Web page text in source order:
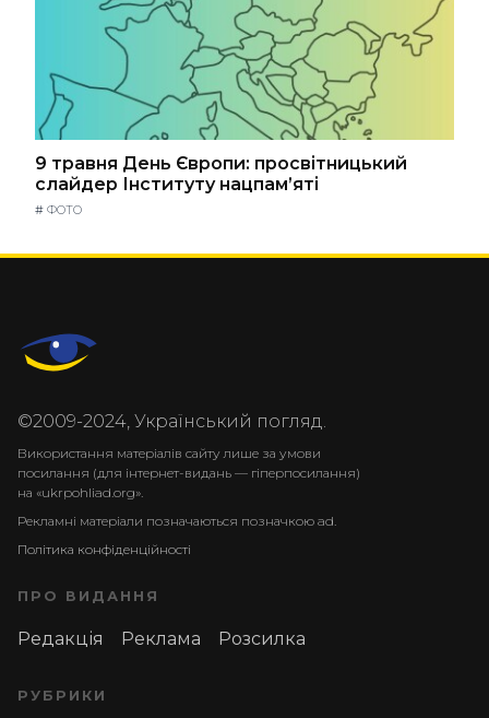
9 травня День Європи: просвітницький
слайдер Інституту нацпам’яті
# ФОТО
©2009-2024, Український погляд.
Використання матеріалів сайту лише за умови
посилання (для інтернет-видань — гіперпосилання)
на «ukrpohliad.org».
Рекламні матеріали позначаються позначкою ad.
Політика конфіденційності
ПРО ВИДАННЯ
Редакція Реклама Розсилка
РУБРИКИ